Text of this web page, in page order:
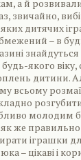
а й
звичайно,
дитячих
– в
якого віку,
дитини.
всьому
молодим
же правильно
іграшки
– цікаві і